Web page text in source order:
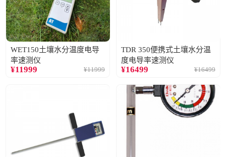
WET150土壤水分温度电导
率速测仪
¥11999 ¥11999
TDR 350便携式土壤水分温
度电导率速测仪
¥16499 ¥16499